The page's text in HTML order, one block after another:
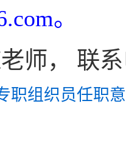
。
师，
联
职组织员任职